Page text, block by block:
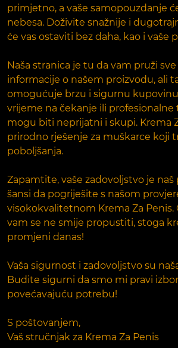
primjetno, a vaše samopouzdanje
nebesa. Doživite snažnije i
će vas ostaviti bez daha, kao i vaše
Naša stranica je tu da vam pruži
informacije o našem proizvodu, ali
omogućuje brzu i sigurnu
vrijeme na čekanje ili
mogu biti neprijatni i skupi. Krema
prirodno rješenje za muškarce koji
poboljšanja.
Zapamtite, vaše zadovoljstvo je
šansi da pogriješite s našom
visokokvalitetnom Krema Za Penis.
vam se ne smije propustiti, stoga
promjeni danas!
Vaša sigurnost i zadovoljstvo su
Budite sigurni da smo mi pravi
povećavajuću potrebu!
S poštovanjem,
Vaš stručnjak za Krema Za Penis